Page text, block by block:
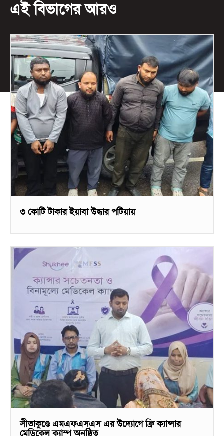
এই বিভাগের আরও
৩ কোটি টাকার ইয়াবা উদ্ধার পটিয়ায়
সীতাকুণ্ডে এমএফএসএস এর উদ্যোগে ফ্রি ক্যান্সার
মেডিকেল ক্যাম্প অনুষ্ঠিত